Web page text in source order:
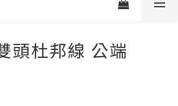
頭杜邦線 公端